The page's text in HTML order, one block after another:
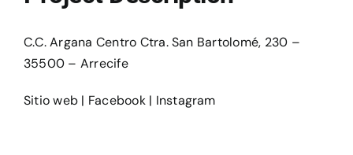
C.C. Argana Centro Ctra. San Bartolomé, 230 –
35500 – Arrecife
Sitio web | Facebook| Instagram